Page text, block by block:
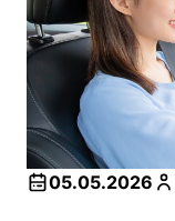
05.05.2026